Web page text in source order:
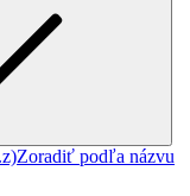
Zoradiť podľa názvu